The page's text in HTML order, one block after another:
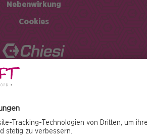
Nebenwirkung
Cookies